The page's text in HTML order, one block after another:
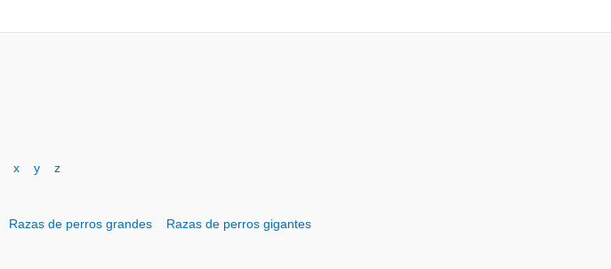
x y z
Razas de perros grandes Razas de perros gigantes